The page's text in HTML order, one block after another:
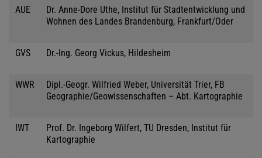
AUE
Dr. Anne-Dore Uthe, Institut für Stadtentwicklung und
Wohnen des Landes Brandenburg, Frankfurt/Oder
GVS Dr.-Ing. Georg Vickus, Hildesheim
WWR
Dipl.-Geogr. Wilfried Weber, Universität Trier, FB
Geographie/Geowissenschaften – Abt. Kartographie
IWT
Prof. Dr. Ingeborg Wilfert, TU Dresden, Institut für
Kartographie